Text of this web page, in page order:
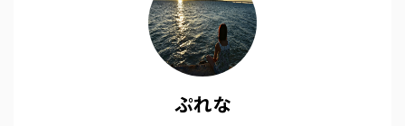
ぷれな